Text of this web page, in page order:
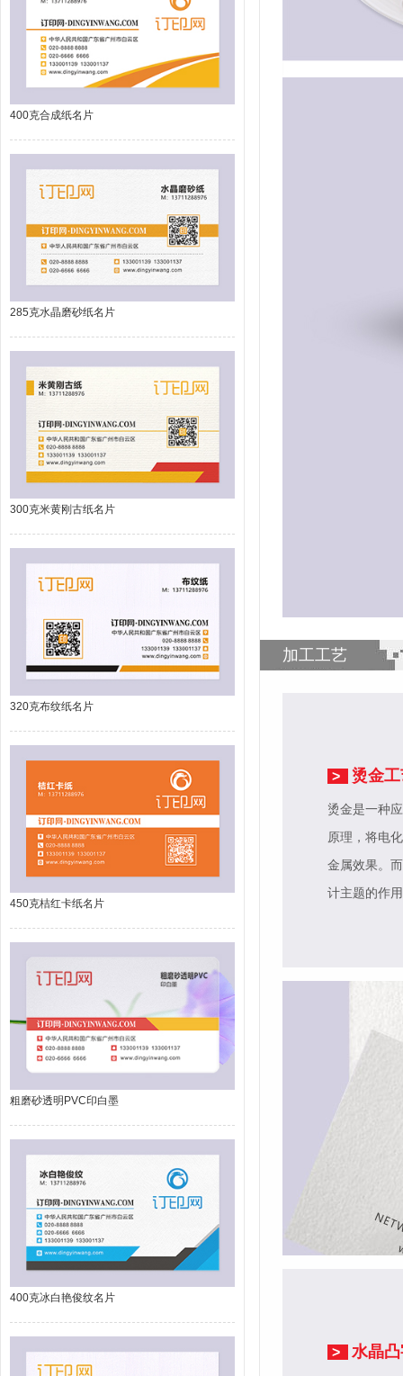
400克合成纸名片
285克水晶磨砂纸名片
300克米黄刚古纸名片
320克布纹纸名片
450克桔红卡纸名片
粗磨砂透明PVC印白墨
400克冰白艳俊纹名片
加工工艺
> 烫金
烫金是一种
原理，将电
金属效果。
计主题的作
> 水晶